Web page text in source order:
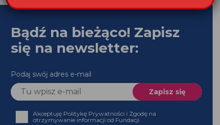
Bądź na bieżąco! Zapisz
się na newsletter:
Podaj swój adres e-mail
Akceptuję Politykę Prywatności i Zgodę na
otrzymywanie informacji od Fundacji